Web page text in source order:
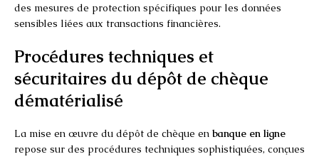
des mesures de protection spécifiques pour les données
sensibles liées aux transactions financières.
Procédures techniques et
sécuritaires du dépôt de chèque
dématérialisé
La mise en œuvre du dépôt de chèque en banque en ligne
repose sur des procédures techniques sophistiquées, conçues